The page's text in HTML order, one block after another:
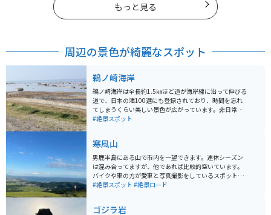
もっと見る
周辺の景色が綺麗なスポット
鵜ノ崎海岸
鵜ノ崎海岸は全長約1.5㎞ほど道が海岸線に沿って伸びる
道で、日本の渚100選にも登録されており、時間を忘れ
てしまうくらい美しい景色が広がっています。非日常的
な空間を味わうには最高のツーリングコースで、潮風を
#絶景スポット
寒風山
男鹿半島にある山で市内を一望できます。連休シーズン
は混み合ってますが、他であれば比較的空いています。
バイクや車の方が愛車と写真撮影をしているスポットで
すが、一般の観光客の方もいます。山自体は簡単にアク
#絶景スポット #絶景ロード
ゴジラ岩